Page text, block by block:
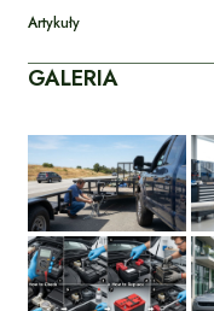
Artykuły
GALERIA